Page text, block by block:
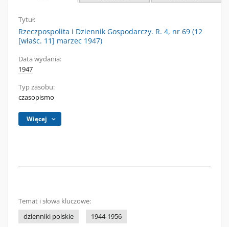
Tytuł:
Rzeczpospolita i Dziennik Gospodarczy. R. 4, nr 69 (12
[właśc. 11] marzec 1947)
Data wydania:
1947
Typ zasobu:
czasopismo
Więcej
Temat i słowa kluczowe:
dzienniki polskie
1944-1956